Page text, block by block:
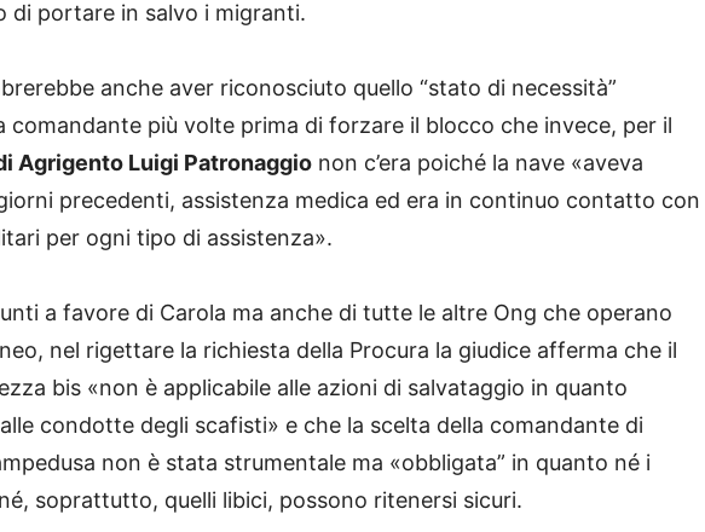
di portare in salvo i migranti.
anche aver riconosciuto quello “stato di necessità”
comandante più volte prima di forzare il blocco che invece, per il
Agrigento Luigi Patronaggio non c’era poiché la nave «aveva
precedenti, assistenza medica ed era in continuo contatto con
per ogni tipo di assistenza».
a favore di Carola ma anche di tutte le altre Ong che operano
nel rigettare la richiesta della Procura la giudice afferma che il
bis «non è applicabile alle azioni di salvataggio in quanto
condotte degli scafisti» e che la scelta della comandante di
non è stata strumentale ma «obbligata” in quanto né i
soprattutto, quelli libici, possono ritenersi sicuri.